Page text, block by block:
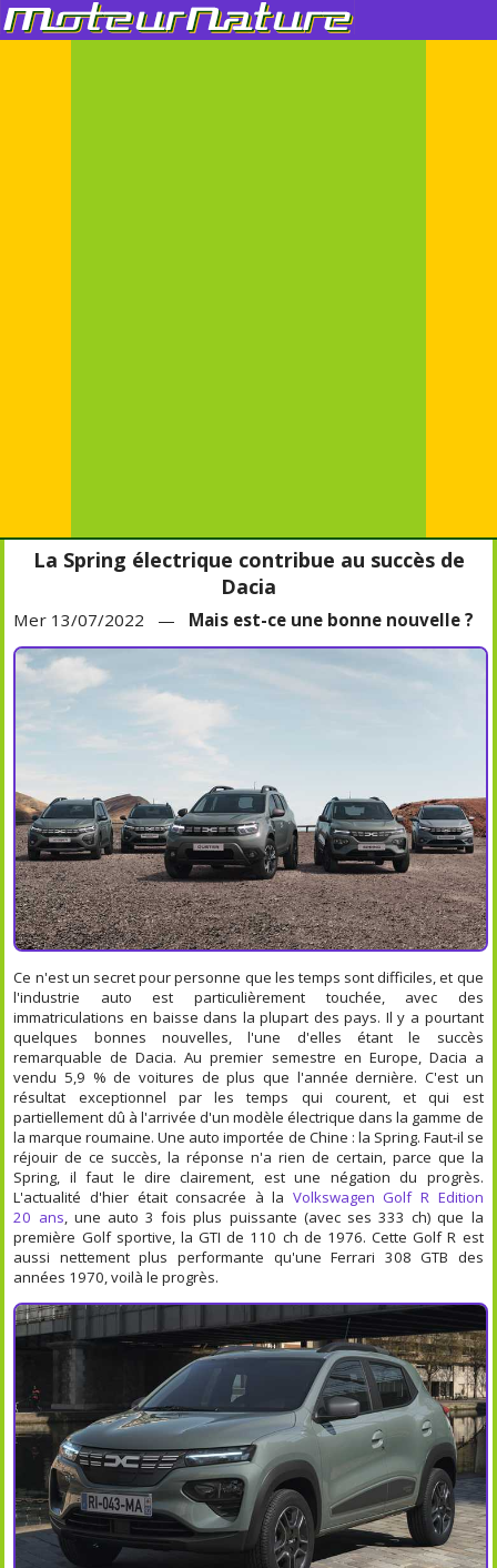
La Spring électrique contribue au succès de
Dacia
Mer 13/07/2022 — Mais est-ce une bonne nouvelle ?
Ce n'est un secret pour personne que les temps sont difficiles, et que
l'industrie auto est particulièrement touchée, avec des
immatriculations en baisse dans la plupart des pays. Il y a pourtant
quelques bonnes nouvelles, l'une d'elles étant le succès
remarquable de Dacia. Au premier semestre en Europe, Dacia a
vendu 5,9 % de voitures de plus que l'année dernière. C'est un
résultat exceptionnel par les temps qui courent, et qui est
partiellement dû à l'arrivée d'un modèle électrique dans la gamme de
la marque roumaine. Une auto importée de Chine : la Spring. Faut-il se
réjouir de ce succès, la réponse n'a rien de certain, parce que la
Spring, il faut le dire clairement, est une négation du progrès.
L'actualité d'hier était consacrée à la Volkswagen Golf R Edition
20 ans, une auto 3 fois plus puissante (avec ses 333 ch) que la
première Golf sportive, la GTI de 110 ch de 1976. Cette Golf R est
aussi nettement plus performante qu'une Ferrari 308 GTB des
années 1970, voilà le progrès.